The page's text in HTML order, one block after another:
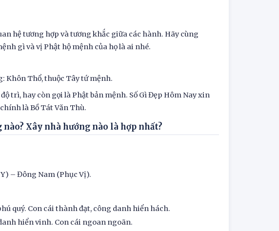
hệ tương hợp và tương khắc giữa các hành. Hãy cùng
gì và vị Phật hộ mệnh của họ là ai nhé.
Khôn Thổ, thuộc Tây tứ mệnh.
trì, hay còn gọi là Phật bản mệnh. Số Gì Đẹp Hôm Nay xin
là Bồ Tát Văn Thù.
nào? Xây nhà hướng nào là hợp nhất?
– Đông Nam (Phục Vị).
quý. Con cái thành đạt, công danh hiển hách.
hiển vinh. Con cái ngoan ngoãn.